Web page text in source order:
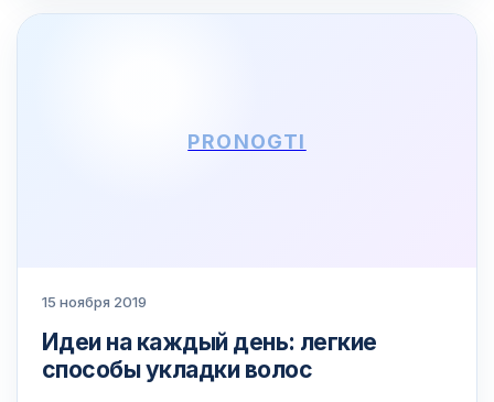
PRONOGTI
15 ноября 2019
Идеи на каждый день: легкие
способы укладки волос